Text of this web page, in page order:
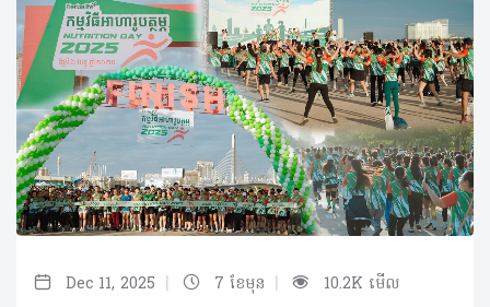
Dec 11, 2025 | 7 ខែមុន | 10.2K មើល